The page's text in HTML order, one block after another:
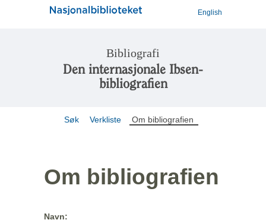
English
Bibliografi
Den internasjonale Ibsen-
bibliografien
Søk Verkliste Om bibliografien
Om bibliografien
Navn: